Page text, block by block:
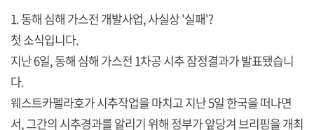
1. 동해 심해 가스전 개발사업, 사실상 '실패'?
첫 소식입니다.
지난 6일, 동해 심해 가스전 1차공 시추 잠정결과가 발표됐습니
다.
웨스트카펠라호가 시추작업을 마치고 지난 5일 한국을 떠나면
서, 그간의 시추경과를 알리기 위해 정부가 앞당겨 브리핑을 개최